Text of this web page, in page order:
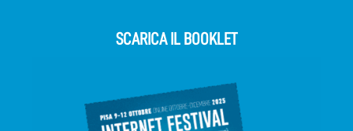
SCARICA IL BOOKLET